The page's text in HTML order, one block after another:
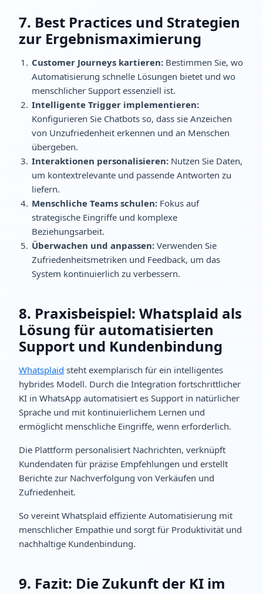
7. Best Practices und Strategien
zur Ergebnismaximierung
Customer Journeys kartieren: Bestimmen Sie, wo
Automatisierung schnelle Lösungen bietet und wo
menschlicher Support essenziell ist.
Intelligente Trigger implementieren:
Konfigurieren Sie Chatbots so, dass sie Anzeichen
von Unzufriedenheit erkennen und an Menschen
übergeben.
Interaktionen personalisieren: Nutzen Sie Daten,
um kontextrelevante und passende Antworten zu
liefern.
Menschliche Teams schulen: Fokus auf
strategische Eingriffe und komplexe
Beziehungsarbeit.
Überwachen und anpassen: Verwenden Sie
Zufriedenheitsmetriken und Feedback, um das
System kontinuierlich zu verbessern.
8. Praxisbeispiel: Whatsplaid als
Lösung für automatisierten
Support und Kundenbindung
Whatsplaid steht exemplarisch für ein intelligentes
hybrides Modell. Durch die Integration fortschrittlicher
KI in WhatsApp automatisiert es Support in natürlicher
Sprache und mit kontinuierlichem Lernen und
ermöglicht menschliche Eingriffe, wenn erforderlich.
Die Plattform personalisiert Nachrichten, verknüpft
Kundendaten für präzise Empfehlungen und erstellt
Berichte zur Nachverfolgung von Verkäufen und
Zufriedenheit.
So vereint Whatsplaid effiziente Automatisierung mit
menschlicher Empathie und sorgt für Produktivität und
nachhaltige Kundenbindung.
9. Fazit: Die Zukunft der KI im